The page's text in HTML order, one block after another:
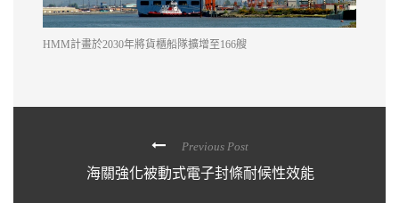
Previous Post
海關強化被動式電子封條耐候性效能
HMM計畫於2030年將貨櫃船隊擴增至166艘